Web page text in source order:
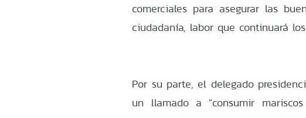
comerciales para asegurar las
ciudadanía, labor que continuará
Por su parte, el delegado
un llamado a "consumir